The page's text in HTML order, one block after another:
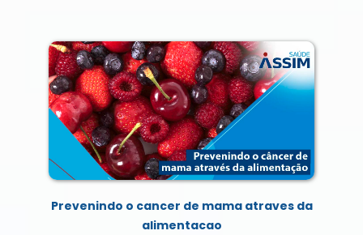
Prevenindo o cancer de mama atraves da
alimentacao